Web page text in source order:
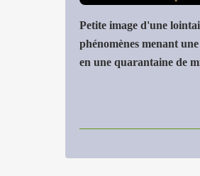
Petite image d'une
phénomènes menant
en une quarantaine de